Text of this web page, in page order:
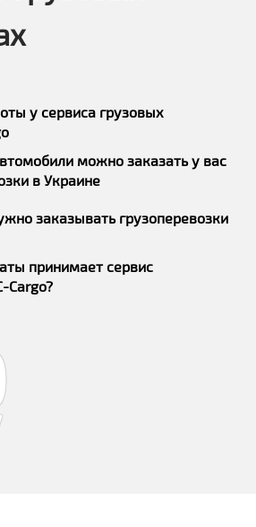
у сервиса грузовых
можно заказать у вас
в Украине
заказывать грузоперевозки
принимает сервис
Cargo?